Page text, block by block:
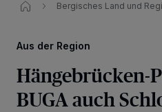
Bergisches Land und
Aus der Region
Hängebrücken-
BUGA auch